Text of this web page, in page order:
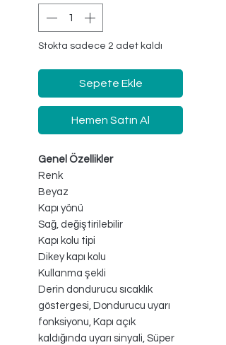
Stokta sadece 2 adet kaldı
Sepete Ekle
Hemen Satın Al
Genel Özellikler
Renk
Beyaz
Kapı yönü
Sağ, değiştirilebilir
Kapı kolu tipi
Dikey kapı kolu
Kullanma şekli
Derin dondurucu sıcaklık
göstergesi, Dondurucu uyarı
fonksiyonu, Kapı açık
kaldığında uyarı sinyali, Süper